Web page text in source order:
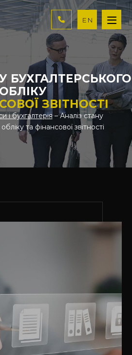
EN
БУХГАЛТЕРСЬКОГО
ОБЛІКУ
ЗВІТНОСТІ
і бухгалтерія– Аналіз стану
та фінансової звітності